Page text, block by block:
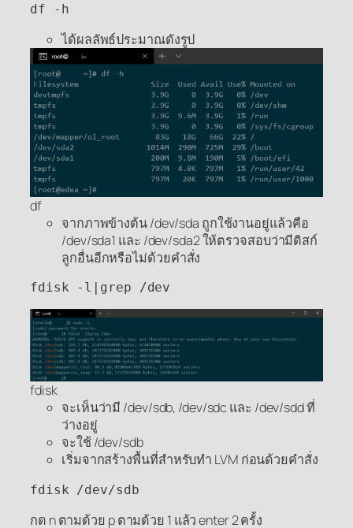
df -h
ได้ผลลัพธ์ประมาณดังรูป
df
จากภาพข้างต้น /dev/sda ถูกใช้งานอยู่แล้วคือ
/dev/sda1 และ /dev/sda2 ให้ตรวจสอบว่ามีดิสก์
ลูกอื่นอีกหรือไม่ด้วยคำสั่ง
fdisk -l|grep /dev
fdisk
จะเห็นว่ามี /dev/sdb, /dev/sdc และ /dev/sdd ที่
ว่างอยู่
จะใช้ /dev/sdb
เริ่มจากสร้างพื้นที่สำหรับทำ LVM ก่อนด้วยคำสั่ง
fdisk /dev/sdb
กด n ตามด้วย p ตามด้วย 1 แล้ว enter 2 ครั้ง